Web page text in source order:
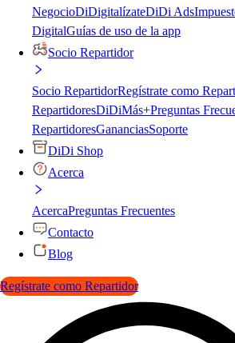
NegocioDiDigitalízateDiDi Ads
DigitalGuías de uso de la app
Socio Repartidor
Socio RepartidorRegístrate como
RepartidoresDiDiMás+Preguntas
RepartidoresGananciasSoporte
DiDi Shop
Acerca
AcercaPreguntas Frecuentes
Contacto
Blog
Regístrate como Repartidor